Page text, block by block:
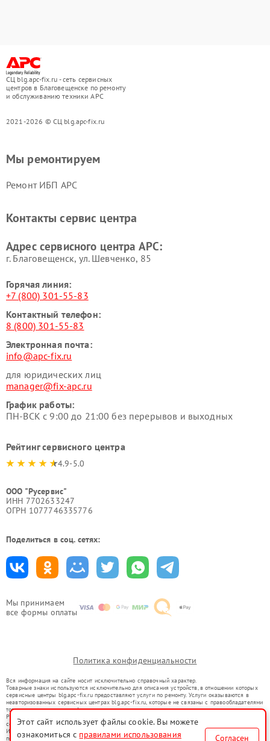
СЦ blg.apc-fix.ru - сеть сервисных
центров в Благовещенске по ремонту
и обслуживанию техники APC
2021-2026 © СЦ blg.apc-fix.ru
Мы принимаем
все формы оплаты
Мы ремонтируем
Ремонт ИБП APC
Контакты сервис центра
Адрес сервисного центра APC:
г. Благовещенск, ул. Шевченко, 85
Горячая линия:
+7 (800) 301-55-83
Контактный телефон:
8 (800) 301-55-83
Электронная почта:
info@apc-fix.ru
для юридических лиц
manager@fix-apc.ru
График работы:
ПН-ВСК с 9:00 до 21:00 без перерывов и выходных
Рейтинг сервисного центра
4.9-5.0
ООО "Русервис"
ИНН 7702633247
ОГРН 1077746335776
Поделиться в соц. сетях:
Политика конфиденциальности
Вся информация на сайте носит исключительно справочный характер.
Товарные знаки используются исключительно для описания устройств, в отношении которых
сервисные центры blg.apc-fix.ru предоставляют услуги по ремонту. Услуги оказываются в
неавторизованных сервисных центрах blg.apc-fix.ru, которые не связаны с правообладателями
товарных знаков или их официальными представителями.
Ремонт осуществляется для устройств, уже введенных в гражданский оборот в соответствии
со статьей 1487 ГК РФ.
Использование товарных знаков не преследует цели индивидуализации услуг или введения
потребителей в заблуждение, а служит для информирования о предоставляемых услугах по
Этот сайт использует файлы cookie. Вы можете
ознакомиться с правилами использования Согласен